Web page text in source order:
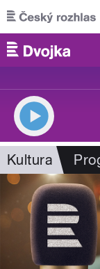
Přejít k hlavnímu
Kultura